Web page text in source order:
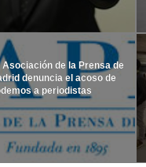
Asociación de la Prensa de
denuncia el acoso de
a periodistas